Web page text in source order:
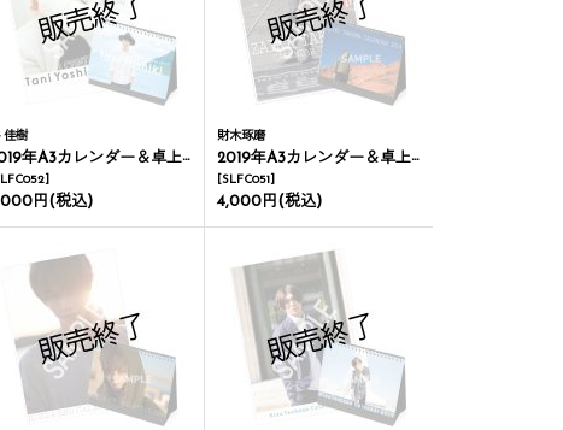
佳樹
年A3カレンダー＆卓上カレンダー
]
円 (税込)
財木琢磨
2019年A3カレンダー＆卓上カレンダー
[SLFC051]
4,000円 (税込)